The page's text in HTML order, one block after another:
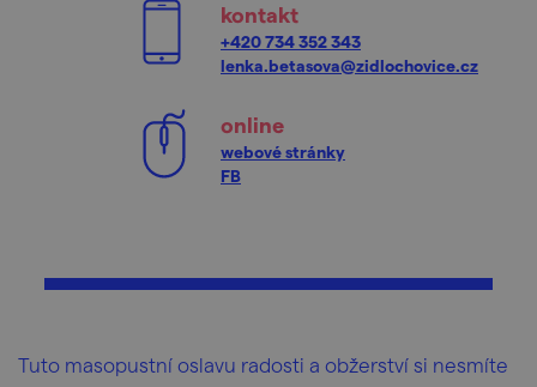
kontakt
+420 734 352 343
lenka.betasova@zidlochovice.cz
online
webové stránky
FB
Tuto masopustní oslavu radosti a obžerství si nesmíte